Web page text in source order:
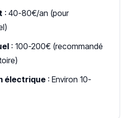
: 40-80€/an (pour
: 100-200€ (recommandé
électrique : Environ 10-